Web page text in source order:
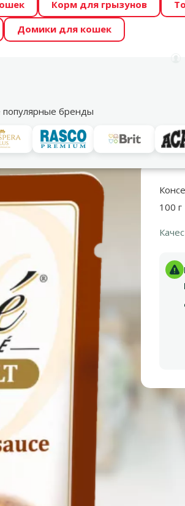
отличные цены на ТОП-овые
Возможно Твой питомец станет
Корм для грызунов
Домики для кошек
бренды
Акции
кошек Для взрослых кошек RAFINE
100 г